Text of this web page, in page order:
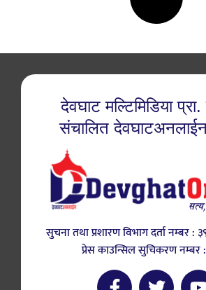
देवघाट मल्टिमिडिया प्रा.
संचालित
सुचना तथा प्रशारण विभाग दर्ता नम्बर :
प्रेस काउन्सिल सुचिकरण नम्बर